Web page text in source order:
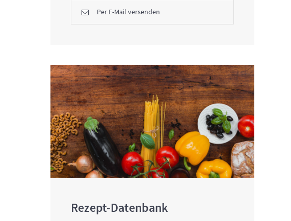
Per E-Mail versenden
Rezept-Datenbank